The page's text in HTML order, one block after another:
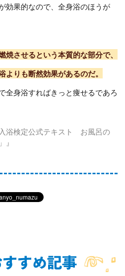
効果的なので、全身浴のほうが
焼させるという本質的な部分で、
よりも断然効果があるのだ。
全身浴すればきっと痩せるであろ
浴検定公式テキスト お風呂の
』